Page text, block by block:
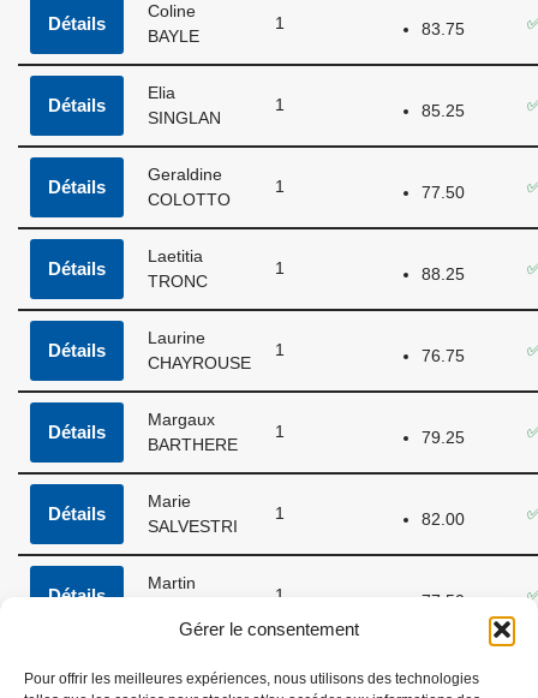
Gérer le consentement
Pour offrir les meilleures expériences, nous utilisons des technologies
Détails
Coline
BAYLE
1 83.75
Détails
Elia
SINGLAN
1 85.25
Détails
Geraldine
COLOTTO
1 77.50
Détails
Laetitia
TRONC
1 88.25
Détails
Laurine
CHAYROUSE
1 76.75
Détails
Margaux
BARTHERE
1 79.25
Détails
Marie
SALVESTRI
1 82.00
Détails
Martin
1 77.50
Détails
PINTARD
1 87.25